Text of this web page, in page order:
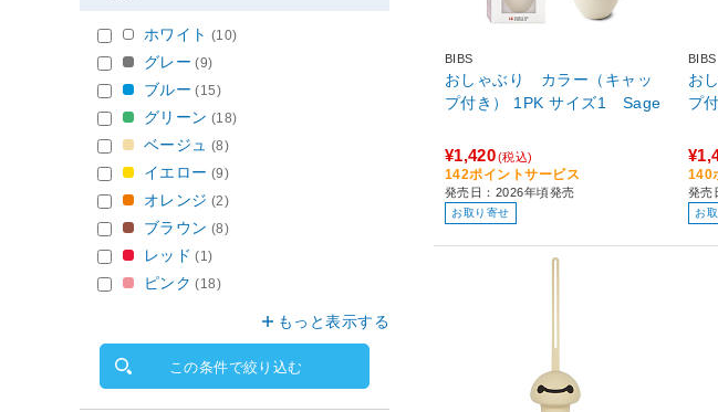
BIBS
おしゃぶり カラー（キャッ
プ付き） 1PK サイズ1 Sage
¥1,420(税込)
142ポイントサービス
発売日：2026年頃発売
お取り寄せ
BIBS
お
プ
140
発売
お
ホワイト (10)
グレー (9)
ブルー (15)
グリーン (18)
ベージュ (8)
イエロー (9)
オレンジ (2)
ブラウン (8)
レッド (1)
ピンク (18)
もっと表示する
この条件で絞り込む